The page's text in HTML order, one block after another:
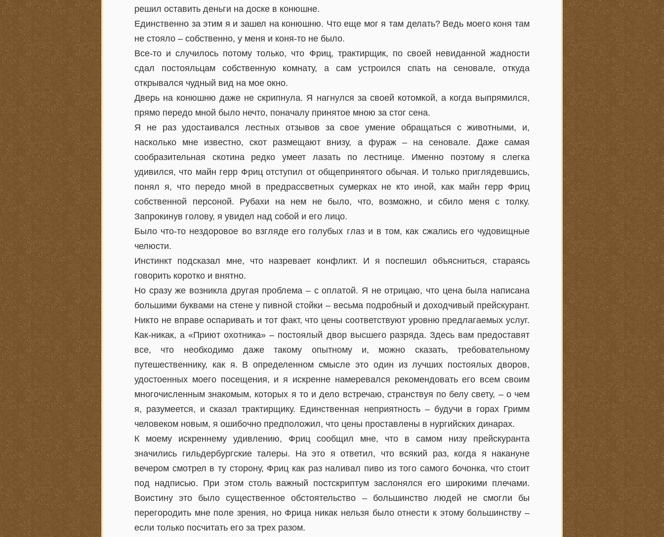
решил оставить деньги на доске в конюшне.
Единственно за этим я и зашел на конюшню. Что еще мог я там делать? Ведь моего коня там
не стояло – собственно, у меня и коня-то не было.
Все-то и случилось потому только, что Фриц, трактирщик, по своей невиданной жадности
сдал постояльцам собственную комнату, а сам устроился спать на сеновале, откуда
открывался чудный вид на мое окно.
Дверь на конюшню даже не скрипнула. Я нагнулся за своей котомкой, а когда выпрямился,
прямо передо мной было нечто, поначалу принятое мною за стог сена.
Я не раз удостаивался лестных отзывов за свое умение обращаться с животными, и,
насколько мне известно, скот размещают внизу, а фураж – на сеновале. Даже самая
сообразительная скотина редко умеет лазать по лестнице. Именно поэтому я слегка
удивился, что майн герр Фриц отступил от общепринятого обычая. И только приглядевшись,
понял я, что передо мной в предрассветных сумерках не кто иной, как майн герр Фриц
собственной персоной. Рубахи на нем не было, что, возможно, и сбило меня с толку.
Запрокинув голову, я увидел над собой и его лицо.
Было что-то нездоровое во взгляде его голубых глаз и в том, как сжались его чудовищные
челюсти.
Инстинкт подсказал мне, что назревает конфликт. И я поспешил объясниться, стараясь
говорить коротко и внятно.
Но сразу же возникла другая проблема – с оплатой. Я не отрицаю, что цена была написана
большими буквами на стене у пивной стойки – весьма подробный и доходчивый прейскурант.
Никто не вправе оспаривать и тот факт, что цены соответствуют уровню предлагаемых услуг.
Как-никак, а «Приют охотника» – постоялый двор высшего разряда. Здесь вам предоставят
все, что необходимо даже такому опытному и, можно сказать, требовательному
путешественнику, как я. В определенном смысле это один из лучших постоялых дворов,
удостоенных моего посещения, и я искренне намеревался рекомендовать его всем своим
многочисленным знакомым, которых я то и дело встречаю, странствуя по белу свету, – о чем
я, разумеется, и сказал трактирщику. Единственная неприятность – будучи в горах Гримм
человеком новым, я ошибочно предположил, что цены проставлены в нургийских динарах.
К моему искреннему удивлению, Фриц сообщил мне, что в самом низу прейскуранта
значились гильдербургские талеры. На это я ответил, что всякий раз, когда я накануне
вечером смотрел в ту сторону, Фриц как раз наливал пиво из того самого бочонка, что стоит
под надписью. При этом столь важный постскриптум заслонялся его широкими плечами.
Воистину это было существенное обстоятельство – большинство людей не смогли бы
перегородить мне поле зрения, но Фрица никак нельзя было отнести к этому большинству –
если только посчитать его за трех разом.